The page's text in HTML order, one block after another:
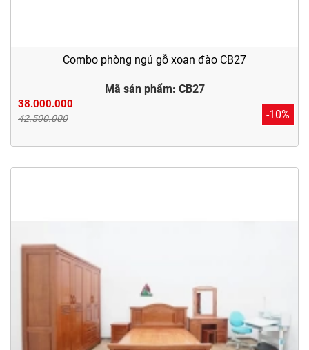
Combo phòng ngủ gỗ xoan đào CB27
Mã sản phẩm: CB27
38.000.000
42.500.000 -10%